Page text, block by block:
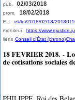
pub. 02/03/2018
prom. 18/02/2018
ELI
eli/loi/2018/02/18/
moniteur
https://
liens Conseil d'État (chrono)
18 FEVRIER 2018. -
de cotisations sociales